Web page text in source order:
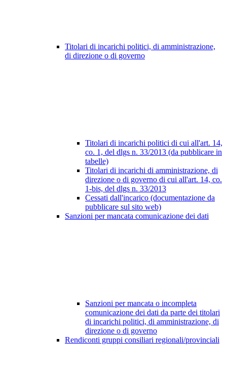
Titolari di incarichi politici, di amministrazione,
di direzione o di governo
Titolari di incarichi politici di cui all'art. 14,
co. 1, del dlgs n. 33/2013 (da pubblicare in
tabelle)
Titolari di incarichi di amministrazione, di
direzione o di governo di cui all'art. 14, co.
1-bis, del dlgs n. 33/2013
Cessati dall'incarico (documentazione da
pubblicare sul sito web)
Sanzioni per mancata comunicazione dei dati
Sanzioni per mancata o incompleta
comunicazione dei dati da parte dei titolari
di incarichi politici, di amministrazione, di
direzione o di governo
Rendiconti gruppi consiliari regionali/provinciali